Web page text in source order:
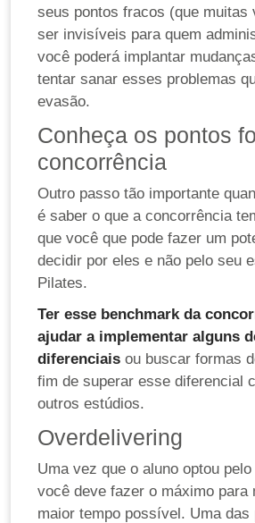
seus pontos fracos (que muitas
ser invisíveis para quem
você poderá implantar
tentar sanar esses problemas
evasão.
Conheça os pontos
concorrência
Outro passo tão importante
é saber o que a concorrência
que você que pode fazer um
decidir por eles e não pelo seu
Pilates.
Ter esse benchmark da
ajudar a implementar alguns
diferenciais ou buscar formas
fim de superar esse diferencial
outros estúdios.
Overdelivering
Uma vez que o aluno optou
você deve fazer o máximo para
maior tempo possível. Uma das